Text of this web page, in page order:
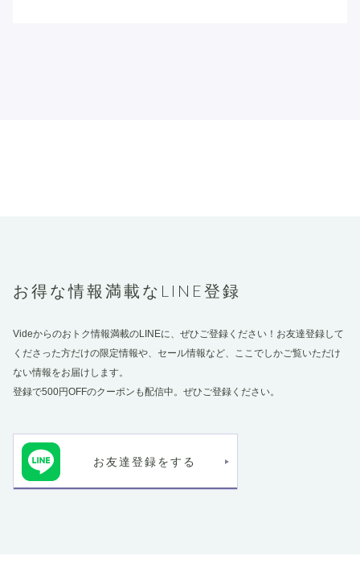
お得な情報満載なLINE登録
Videからのおトク情報満載のLINEに、ぜひご登録ください！お友達登録して
くださった方だけの限定情報や、セール情報など、ここでしかご覧いただけ
ない情報をお届けします。
登録で500円OFFのクーポンも配信中。ぜひご登録ください。
お友達登録をする